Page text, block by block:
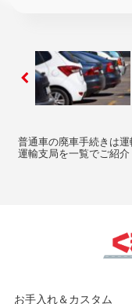
普通車の廃車手続きは
運輸支局を一覧でご紹介
お手入れ＆カスタム